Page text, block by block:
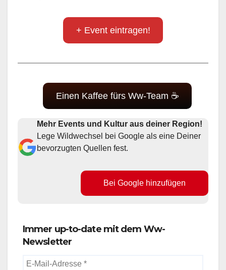
+ Event eintragen!
Einen Kaffee fürs Ww-Team ☕
Mehr Events und Kultur aus deiner Region!
Lege Wildwechsel bei Google als eine Deiner
bevorzugten Quellen fest.
Bei Google hinzufügen
Immer up-to-date mit dem Ww-
Newsletter